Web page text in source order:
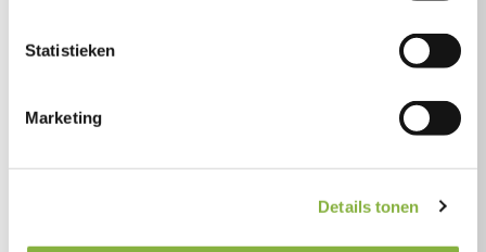
Statistieken
Marketing
Details tonen
User_#
gemiddelde tijd die
op de website is